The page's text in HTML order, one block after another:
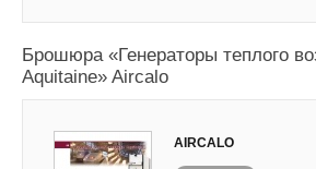
Брошюра «Генераторы теплого
Аquitaine» Aircalo
AIRCALO